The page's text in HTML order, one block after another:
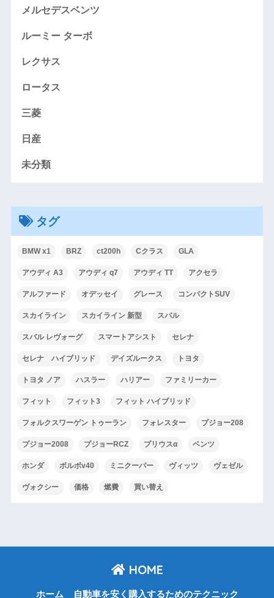
メルセデスベンツ
ルーミー ターボ
レクサス
ロータス
三菱
日産
未分類
タグ
BMW x1 BRZ ct200h Cクラス GLA
アウディ A3 アウディ q7 アウディ TT アクセラ
アルファード オデッセイ グレース コンパクトSUV
スカイライン スカイライン 新型 スバル
スバル レヴォーグ スマートアシスト セレナ
セレナ ハイブリッド デイズルークス トヨタ
トヨタ ノア ハスラー ハリアー ファミリーカー
フィット フィット3 フィット ハイブリッド
フォルクスワーゲン トゥーラン フォレスター プジョー208
プジョー2008 プジョーRCZ プリウスα ベンツ
ホンダ ボルボv40 ミニクーパー ヴィッツ ヴェゼル
ヴォクシー 価格 燃費 買い替え
HOME
ホーム 自動車を安く購入するためのテクニック